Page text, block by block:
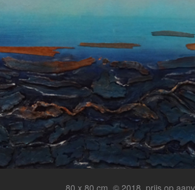
80 x 80 cm, © 2018, prijs op